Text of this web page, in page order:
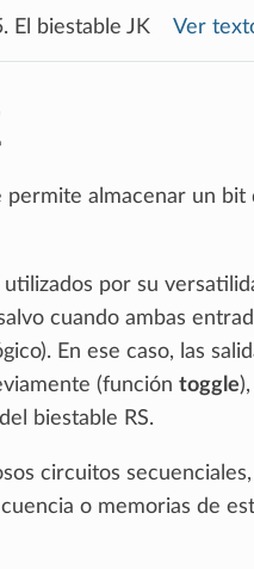
El biestable JK Ver
almacenar un bit
por su
cuando ambas
En ese caso, las
(función toggle),
biestable RS.
circuitos
o memorias de